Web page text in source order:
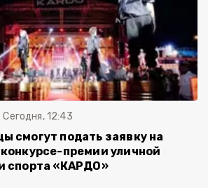
Сегодня, 12:43
смогут подать заявку на
премии уличной
спорта «КАРДО»